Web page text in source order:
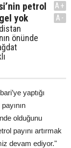
petrol
yok
önünde
A+
A-
yaptığı
olduğunu
payını artırmak
devam ediyor."